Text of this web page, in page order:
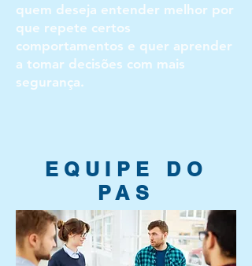
quem deseja entender melhor por
que repete certos
comportamentos e quer aprender
a tomar decisões com mais
segurança.
EQUIPE DO
PAS